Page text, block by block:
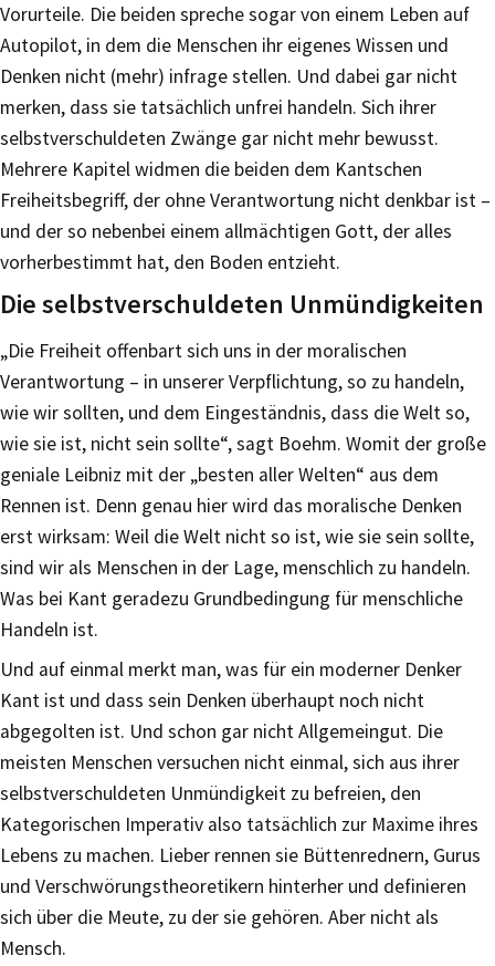
Vorurteile. Die beiden spreche sogar von einem Leben auf
Autopilot, in dem die Menschen ihr eigenes Wissen und
Denken nicht (mehr) infrage stellen. Und dabei gar nicht
merken, dass sie tatsächlich unfrei handeln. Sich ihrer
selbstverschuldeten Zwänge gar nicht mehr bewusst.
Mehrere Kapitel widmen die beiden dem Kantschen
Freiheitsbegriff, der ohne Verantwortung nicht denkbar ist –
und der so nebenbei einem allmächtigen Gott, der alles
vorherbestimmt hat, den Boden entzieht.
Die selbstverschuldeten Unmündigkeiten
„Die Freiheit offenbart sich uns in der moralischen
Verantwortung – in unserer Verpflichtung, so zu handeln,
wie wir sollten, und dem Eingeständnis, dass die Welt so,
wie sie ist, nicht sein sollte“, sagt Boehm. Womit der große
geniale Leibniz mit der „besten aller Welten“ aus dem
Rennen ist. Denn genau hier wird das moralische Denken
erst wirksam: Weil die Welt nicht so ist, wie sie sein sollte,
sind wir als Menschen in der Lage, menschlich zu handeln.
Was bei Kant geradezu Grundbedingung für menschliche
Handeln ist.
Und auf einmal merkt man, was für ein moderner Denker
Kant ist und dass sein Denken überhaupt noch nicht
abgegolten ist. Und schon gar nicht Allgemeingut. Die
meisten Menschen versuchen nicht einmal, sich aus ihrer
selbstverschuldeten Unmündigkeit zu befreien, den
Kategorischen Imperativ also tatsächlich zur Maxime ihres
Lebens zu machen. Lieber rennen sie Büttenrednern, Gurus
und Verschwörungstheoretikern hinterher und definieren
sich über die Meute, zu der sie gehören. Aber nicht als
Mensch.